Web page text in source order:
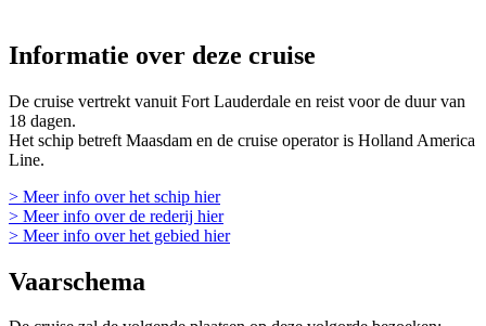
Informatie over deze cruise
De cruise vertrekt vanuit Fort Lauderdale en reist voor de duur van
18 dagen.
Het schip betreft Maasdam en de cruise operator is Holland America
Line.
> Meer info over het schip hier
> Meer info over de rederij hier
> Meer info over het gebied hier
Vaarschema